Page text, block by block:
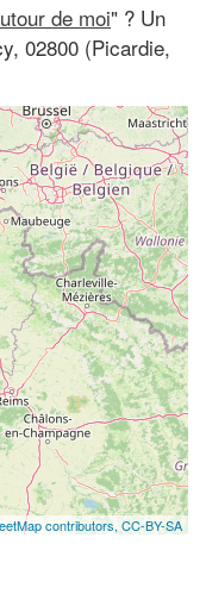
de moi" ? Un
02800 (Picardie,
contributors, CC-BY-SA